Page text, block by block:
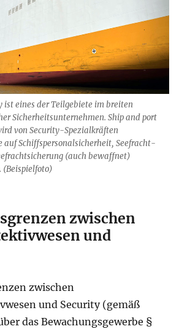
eines der Teilgebiete im breiten
Sicherheitsunternehmen. Ship and port
von Security-Spezialkräften
auf Schiffspersonalsicherheit, Seefracht-
(auch bewaffnet)
(Beispielfoto)
zwischen
und
zwischen
und Security (gemäß
das Bewachungsgewerbe §